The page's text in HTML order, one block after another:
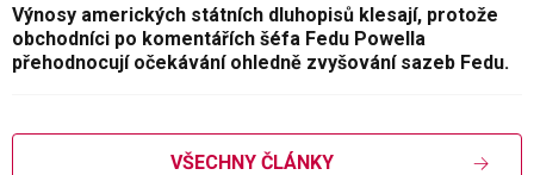
Výnosy amerických státních dluhopisů klesají, protože
obchodníci po komentářích šéfa Fedu Powella
přehodnocují očekávání ohledně zvyšování sazeb Fedu.
VŠECHNY ČLÁNKY